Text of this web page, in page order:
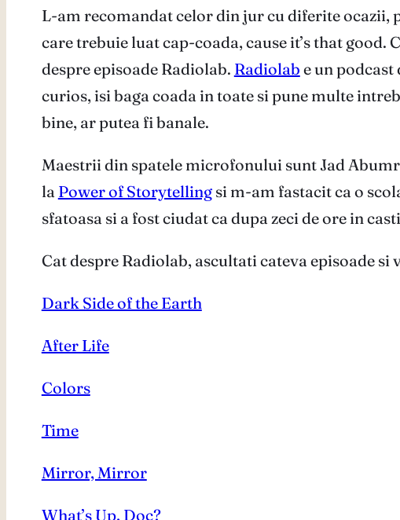
L-am recomandat celor din jur cu diferite ocazii,
care trebuie luat cap-coada, cause it’s that
despre episoade Radiolab. Radiolab e un
curios, isi baga coada in toate si pune multe
bine, ar putea fi banale.
Maestrii din spatele microfonului sunt Jad
la Power of Storytellingsi m-am fastacit ca o
sfatoasa si a fost ciudat ca dupa zeci de ore in
Cat despre Radiolab, ascultati cateva episoade
Dark Side of the Earth
After Life
Colors
Time
Mirror, Mirror
What’s Up, Doc?